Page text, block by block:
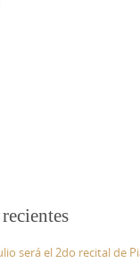
será el 2do recital de